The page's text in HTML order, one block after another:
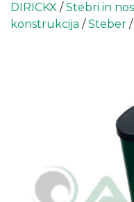
DIRICKX /Stebri in
konstrukcija /Steber